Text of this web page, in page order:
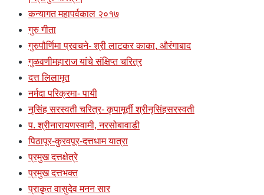
कन्यागत महापर्वकाल २०१७
गुरु गीता
गुरुपौर्णिमा प्रवचने- श्री लाटकर काका, औरंगाबाद
गुळवणीमहाराज यांचे संक्षिप्त चरित्र
दत्त लिलामृत
नर्मदा परिक्रमा- पायी
नृसिंह सरस्वती चरित्र- कृपामूर्ती श्रीनृसिंहसरस्वती
प. श्रीनारायणस्वामी, नरसोबावाडी
पिठापूर-कुरवपूर-दत्तधाम यात्रा
प्रमुख दत्तक्षेत्रे
प्रमुख दत्तभक्त
प्राकृत वासुदेव मनन सार